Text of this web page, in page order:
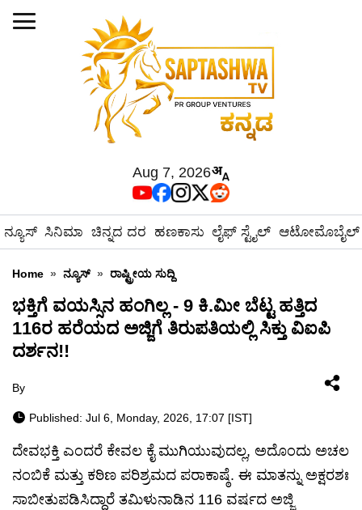
Aug 7, 2026
ನ್ಯೂಸ್ ಸಿನಿಮಾ ಚಿನ್ನದ ದರ ಹಣಕಾಸು ಲೈಫ್ ಸ್ಟೈಲ್ ಆಟೋಮೊಬೈಲ್
Home » ನ್ಯೂಸ್ » ರಾಷ್ಟ್ರೀಯ ಸುದ್ದಿ
ಭಕ್ತಿಗೆ ವಯಸ್ಸಿನ ಹಂಗಿಲ್ಲ - 9 ಕಿ.ಮೀ ಬೆಟ್ಟ ಹತ್ತಿದ
116ರ ಹರೆಯದ ಅಜ್ಜಿಗೆ ತಿರುಪತಿಯಲ್ಲಿ ಸಿಕ್ತು ವಿಐಪಿ
ದರ್ಶನ!!
By
Published: Jul 6, Monday, 2026, 17:07 [IST]
ದೇವಭಕ್ತಿ ಎಂದರೆ ಕೇವಲ ಕೈ ಮುಗಿಯುವುದಲ್ಲ, ಅದೊಂದು ಅಚಲ
ನಂಬಿಕೆ ಮತ್ತು ಕಠಿಣ ಪರಿಶ್ರಮದ ಪರಾಕಾಷ್ಠೆ. ಈ ಮಾತನ್ನು ಅಕ್ಷರಶಃ
ಸಾಬೀತುಪಡಿಸಿದ್ದಾರೆ ತಮಿಳುನಾಡಿನ 116 ವರ್ಷದ ಅಜ್ಜಿ